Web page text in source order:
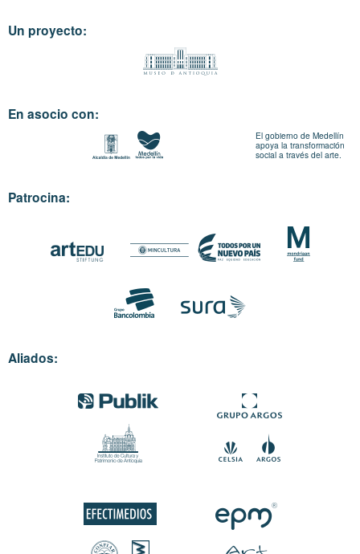
Un proyecto:
En asocio con:
El gobierno de Medellín
apoya la transformación
social a través del arte.
Patrocina:
Aliados: